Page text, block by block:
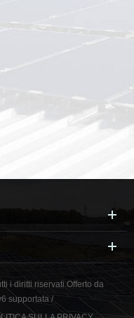
i diritti riservati.Offerto da
supportata/